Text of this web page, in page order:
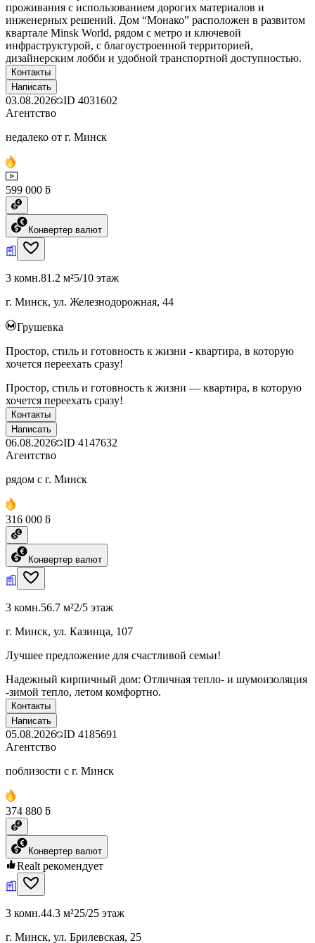
проживания с использованием дорогих материалов и
инженерных решений. Дом “Монако” расположен в развитом
квартале Minsk World, рядом с метро и ключевой
инфраструктурой, с благоустроенной территорией,
дизайнерским лобби и удобной транспортной доступностью.
Контакты
Написать
03.08.2026 ID 4031602
Агентство
недалеко от г. Минск
599 000 ƃ
Конвертер валют
3 комн.81.2 м²5/10 этаж
г. Минск, ул. Железнодорожная, 44
Грушевка
Простор, стиль и готовность к жизни - квартира, в которую
хочется переехать сразу!
Простор, стиль и готовность к жизни — квартира, в которую
хочется переехать сразу!
Контакты
Написать
06.08.2026 ID 4147632
Агентство
рядом с г. Минск
316 000 ƃ
Конвертер валют
3 комн.56.7 м²2/5 этаж
г. Минск, ул. Казинца, 107
Лучшее предложение для счастливой семьи!
Надежный кирпичный дом: Отличная тепло- и шумоизоляция
-зимой тепло, летом комфортно.
Контакты
Написать
05.08.2026 ID 4185691
Агентство
поблизости с г. Минск
374 880 ƃ
Конвертер валют
Realt рекомендует
3 комн.44.3 м²25/25 этаж
г. Минск, ул. Брилевская, 25